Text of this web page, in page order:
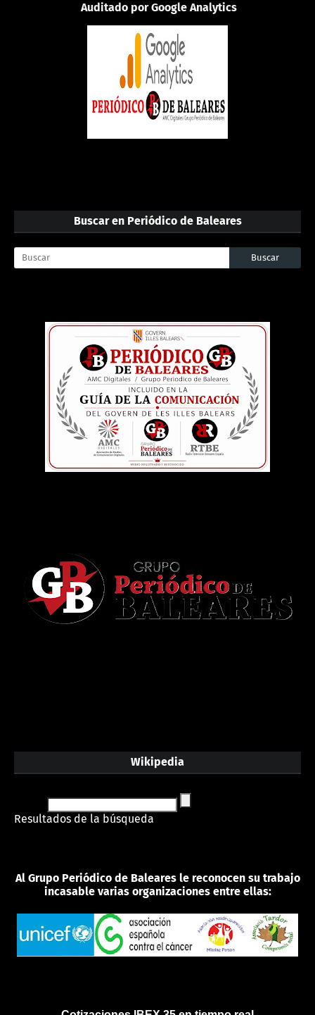
Auditado por Google Analytics
Buscar en Periódico de Baleares
Wikipedia
Resultados de la búsqueda
Al Grupo Periódico de Baleares le reconocen su trabajo
incasable varias organizaciones entre ellas: